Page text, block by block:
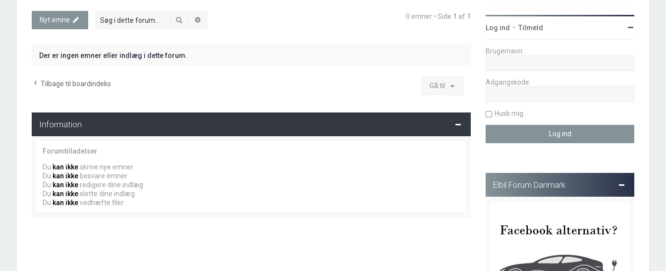
Nyt emne Søg 0 emner • Side 1 af 1
Der er ingen emner eller indlæg i dette forum.
Tilbage til boardindeks Gå til
Information
Forumtilladelser
Du kan ikkeskrive nye emner
Du kan ikkebesvare emner
Du kan ikkeredigere dine indlæg
Du kan ikkeslette dine indlæg
Du kan ikkevedhæfte filer
Log ind •Tilmeld
Brugernavn:
Adgangskode:
Husk mig
Elbil Forum Danmark